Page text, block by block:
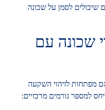
שיכולים לסמן על שכונה
שכונה עם
מפתחות לזיהוי השקעה
למספר גורמים מרכזיים: